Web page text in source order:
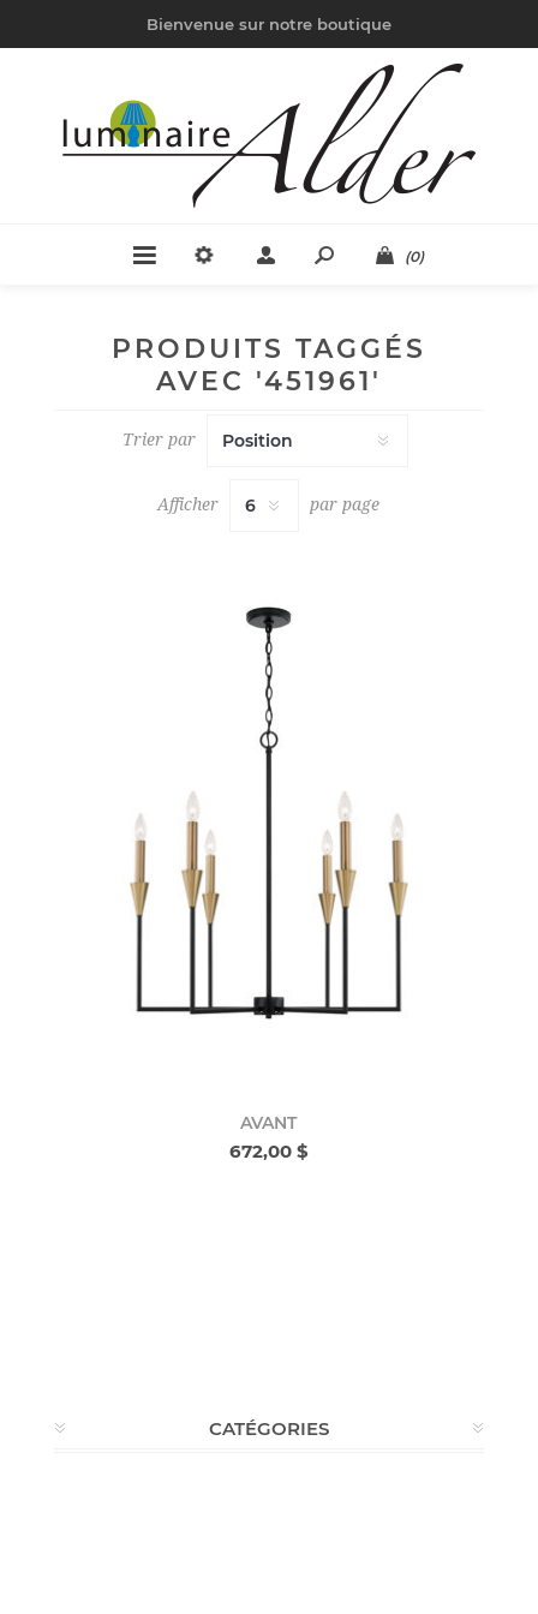
Bienvenue sur notre boutique
(0)
PRODUITS TAGGÉS
AVEC '451961'
Trier par
Afficher par page
AVANT
672,00 $
CATÉGORIES